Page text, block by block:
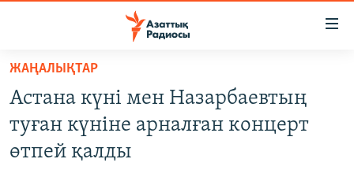
Skip
main
content
SkipAZATTYQTV
ЖАҢАЛЫҚТАР
Астана күні мен Назарбаевтың
туған күніне арналған концерт
өтпей қалды